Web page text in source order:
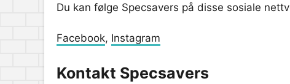
Du kan følge Specsavers på disse sosiale
Facebook, Instagram
Kontakt Specsavers